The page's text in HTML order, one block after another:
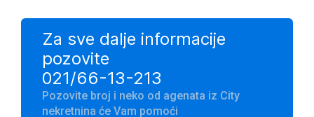
Za sve dalje informacije
pozovite
021/66-13-213
Pozovite broj i neko od agenata iz City
nekretnina će Vam pomoći